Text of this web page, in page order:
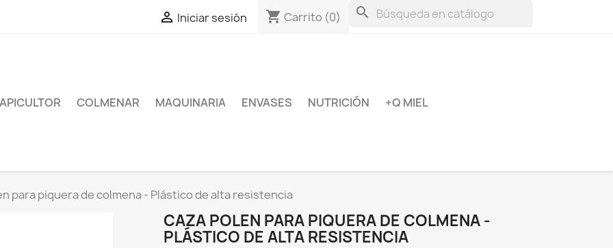
 Iniciar sesión shopping_cart Carrito (0) search
APICULTOR COLMENAR MAQUINARIA ENVASES NUTRICIÓN +Q MIEL
para piquera de colmena - Plástico de alta resistencia
CAZA POLEN PARA PIQUERA DE COLMENA -
PLÁSTICO DE ALTA RESISTENCIA